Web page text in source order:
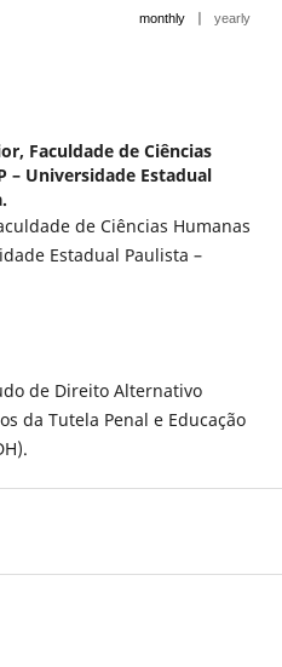
monthly | yearly
Faculdade de Ciências
– Universidade Estadual
de Ciências Humanas
Estadual Paulista –
de Direito Alternativo
da Tutela Penal e Educação